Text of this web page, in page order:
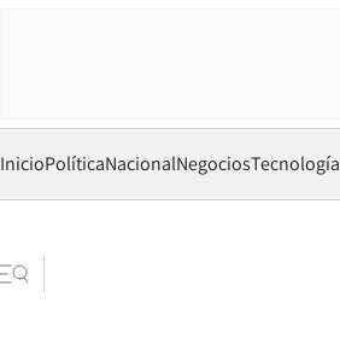
InicioPolíticaNacionalNegociosTecnología